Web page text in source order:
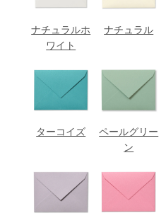
ナチュラルホ
ワイト
ナチュラル
ターコイズ
ペールグリー
ン